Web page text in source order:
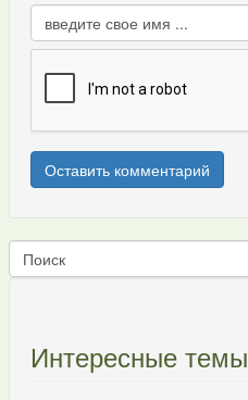
Интересные темы